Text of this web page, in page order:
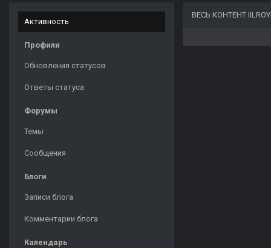
Активность
Профили
Обновления статусов
Ответы статуса
Форумы
Темы
Сообщения
Блоги
Записи блога
Комментарии блога
Календарь
ВЕСЬ КОНТЕНТ